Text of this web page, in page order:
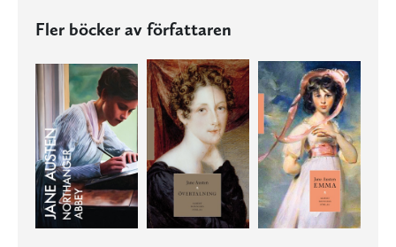
Fler böcker av författaren